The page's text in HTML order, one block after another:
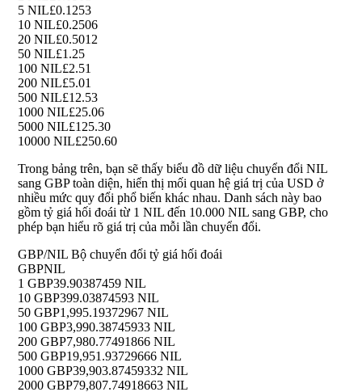
5 NIL£0.1253
10 NIL£0.2506
20 NIL£0.5012
50 NIL£1.25
100 NIL£2.51
200 NIL£5.01
500 NIL£12.53
1000 NIL£25.06
5000 NIL£125.30
10000 NIL£250.60
Trong bảng trên, bạn sẽ thấy biểu đồ dữ liệu chuyển đổi NIL
sang GBP toàn diện, hiển thị mối quan hệ giá trị của USD ở
nhiều mức quy đổi phổ biến khác nhau. Danh sách này bao
gồm tỷ giá hối đoái từ 1 NIL đến 10.000 NIL sang GBP, cho
phép bạn hiểu rõ giá trị của mỗi lần chuyển đổi.
GBP/NIL Bộ chuyển đổi tỷ giá hối đoái
GBPNIL
1 GBP39.90387459 NIL
10 GBP399.03874593 NIL
50 GBP1,995.19372967 NIL
100 GBP3,990.38745933 NIL
200 GBP7,980.77491866 NIL
500 GBP19,951.93729666 NIL
1000 GBP39,903.87459332 NIL
2000 GBP79,807.74918663 NIL